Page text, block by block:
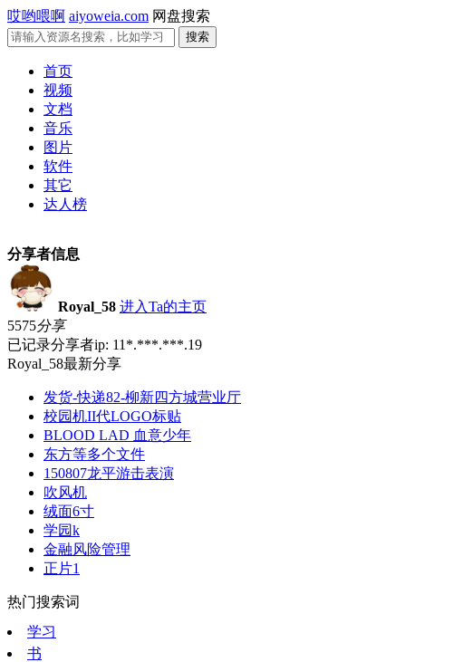
哎哟喂啊 aiyoweia.com 网盘搜索
首页
视频
文档
音乐
图片
软件
其它
达人榜
分享者信息
Royal_58 进入Ta的主页
5575分享
已记录分享者ip: 11*.***.***.19
Royal_58最新分享
发货-快递82-柳新四方城营业厅
校园机II代LOGO标贴
BLOOD LAD 血意少年
东方等多个文件
150807龙平游击表演
吹风机
绒面6寸
学园k
金融风险管理
正片1
热门搜索词
学习
书